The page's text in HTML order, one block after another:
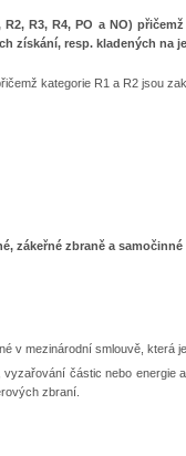
R3, R4, PO a NO)
získání, resp. kladených na
kategorie R1 a R2 jsou
zákeřné zbraně a
v mezinárodní smlouvě, která
částic nebo energie
zbraní.